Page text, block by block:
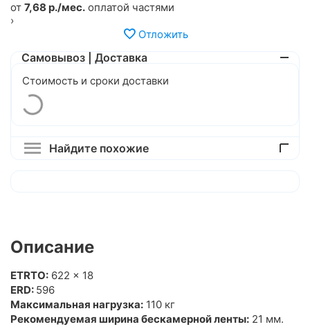
от 7,68 р./мес. оплатой частями
›
Отложить
Самовывоз | Доставка
Стоимость и сроки доставки
Найдите похожие
Описание
ETRTO: 622 x 18
ERD: 596
Максимальная нагрузка: 110 кг
Рекомендуемая ширина бескамерной ленты: 21 мм.